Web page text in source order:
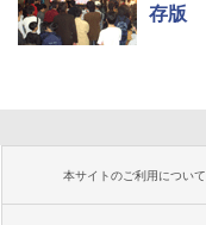
存版
本サイトのご利用について